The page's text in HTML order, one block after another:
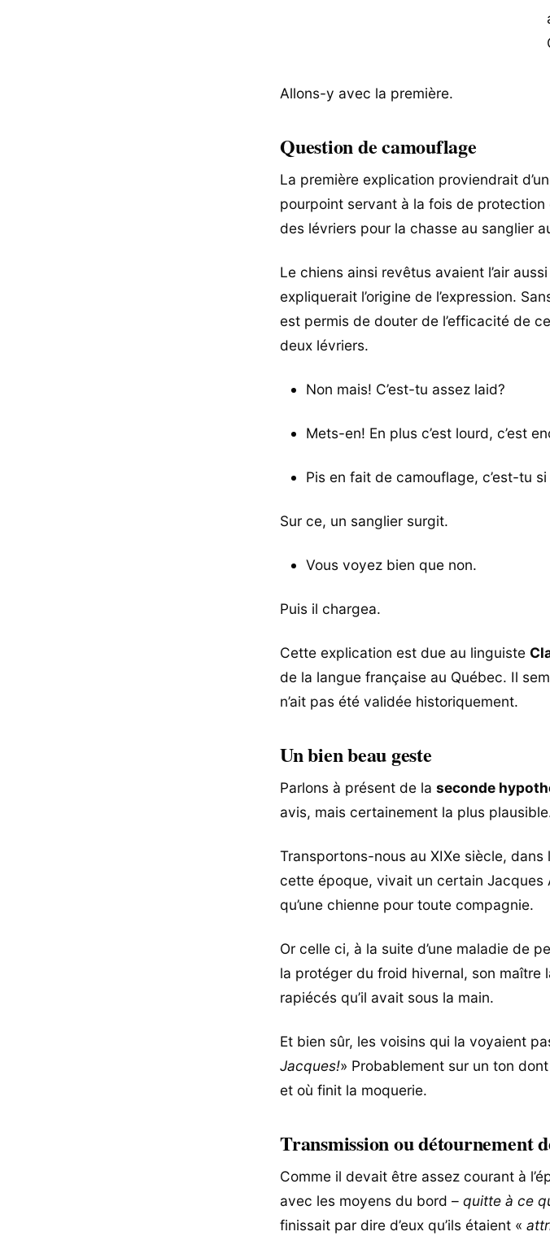
Allons-y avec la première.
Question de camouflage
La première explication proviendrait
pourpoint servant à la fois de
des lévriers pour la chasse au sanglier
Le chiens ainsi revêtus avaient l’air
expliquerait l’origine de l’expression.
est permis de douter de l’efficacité de
deux lévriers.
Non mais! C’est-tu assez laid?
Mets-en! En plus c’est lourd, c’est
Pis en fait de camouflage, c’est-tu
Sur ce, un sanglier surgit.
Vous voyez bien que non.
Puis il chargea.
Cette explication est due au linguiste
de la langue française au Québec. Il
n’ait pas été validée historiquement.
Un bien beau geste
Parlons à présent de la seconde
avis, mais certainement la plus
Transportons-nous au XIXe siècle,
cette époque, vivait un certain Jacques
qu’une chienne pour toute compagnie.
Or celle ci, à la suite d’une maladie de
la protéger du froid hivernal, son
rapiécés qu’il avait sous la main.
Et bien sûr, les voisins qui la voyaient
Jacques!» Probablement sur un ton
et où finit la moquerie.
Transmission ou détournement
Comme il devait être assez courant à
avec les moyens du bord – quitte à ce
finissait par dire d’eux qu’ils étaient «